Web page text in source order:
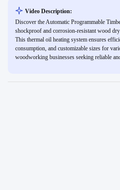
Video Description:
Discover the Automatic Programmable
shockproof and corrosion-resistant wood
This thermal oil heating system ensures
consumption, and customizable sizes for
woodworking businesses seeking reliable